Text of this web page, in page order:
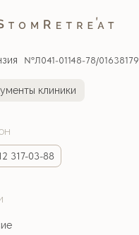
NºЛ041-01148-78/01638179
клиники
317-03-88